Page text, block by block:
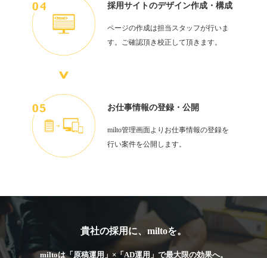
採用サイトのデザイン作成・構成
ページの作成は担当スタッフが行いま
す。ご確認頂き校正して頂きます。
お仕事情報の登録・公開
milto管理画面よりお仕事情報の登録を
行い案件を公開します。
貴社の採用に、miltoを。
miltoは「原稿運用」×「AD運用」で最大限の効果へ。